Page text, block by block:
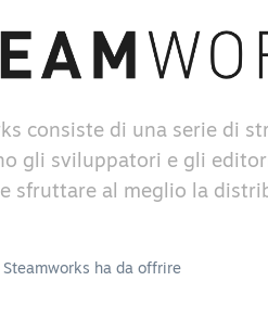
consiste di una serie di
gli sviluppatori e gli
sfruttare al meglio la
ha da offrire